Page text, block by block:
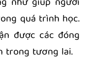
quá trình học.
được các đóng
trong tương lai.